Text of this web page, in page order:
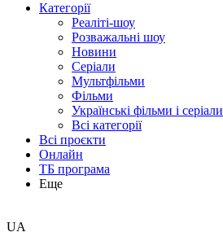
Категорії
Реаліті-шоу
Розважальні шоу
Новини
Серіали
Мультфільми
Фільми
Українські фільми і серіали
Всі категорії
Всі проєкти
Онлайн
ТБ програма
Еще
UA